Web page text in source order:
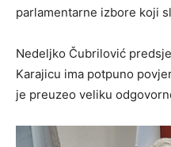
parlamentarne izbore koji
Nedeljko Čubrilović
Karajicu ima potpuno
je preuzeo veliku